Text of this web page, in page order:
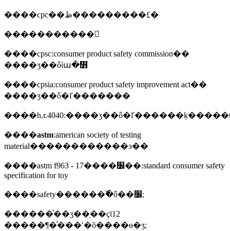
����cpc��ظ���������£�
�����������
����cpsc:consumer product safety commission��
����ʒ��ȫίա�᣻
����cpsia:consumer product safety improvement act��
����ʒ��ȫ�ľ�������
����astm:american society of testing
material������������э��
����astm f963 - 17����׼��:standard consumer safety
specification for toy
����safety������߰�ȫ��׼;
������ͯ��ʒ��ָ��ҫϊ12
�����¶�ͯ���ʹ�õ����ѳ�ʒ;